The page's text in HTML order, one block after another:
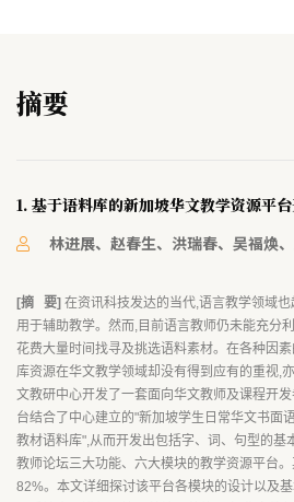
摘要
1. 基于语料库的新加坡华文教学资源平
林进展、赵春生、洪瑞春、吴福焕
[摘 要] 在资讯科技发达的当代,语言教学领域
用于辅助教学。然而,目前语言教师仍未能充分
花费大量时间找寻及挑选语料素材。在各种因
库资源在华文教学领域却没有得到应有的重视,
文教研中心开发了一套面向华文教师及课程开
台结合了中心建立的"新加坡学生日常华文书面
教材语料库",从而开发出包括字、词、句型的基
教师论坛三大功能、六大模块的教学资源平台
82%。本文详细探讨该平台各模块的设计以及